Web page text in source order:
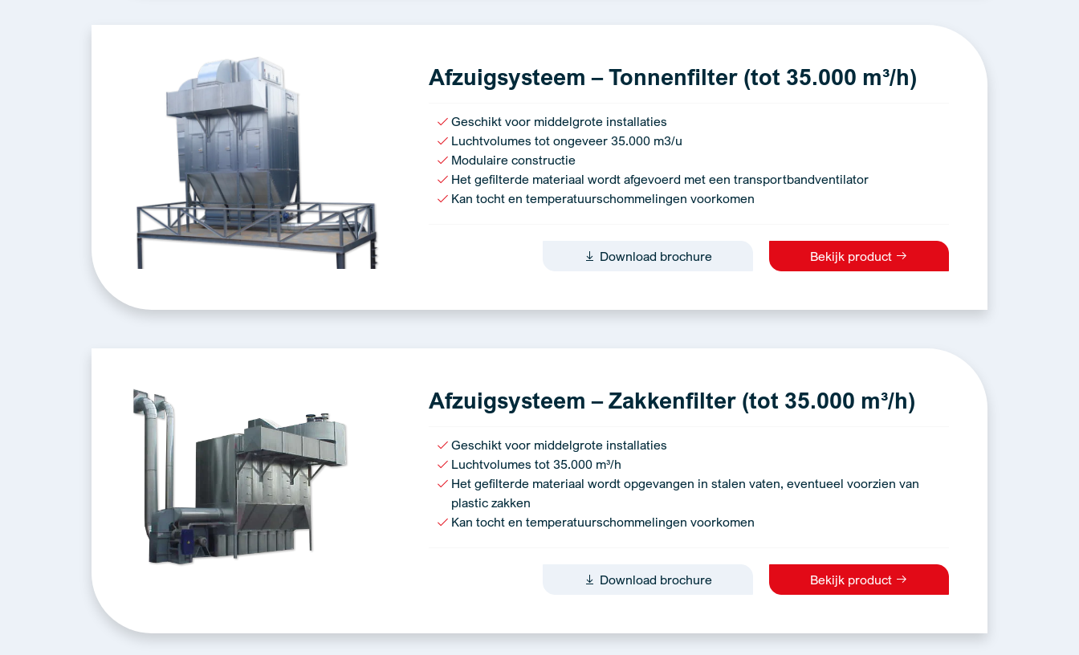
Afzuigsysteem – Tonnenfilter (tot 35.000 m³/h)
Geschikt voor middelgrote installaties
Luchtvolumes tot ongeveer 35.000 m3/u
Modulaire constructie
Het gefilterde materiaal wordt afgevoerd met een transportbandventilator
Kan tocht en temperatuurschommelingen voorkomen
Download brochure Bekijk product
Afzuigsysteem – Zakkenfilter (tot 35.000 m³/h)
Geschikt voor middelgrote installaties
Luchtvolumes tot 35.000 m³/h
Het gefilterde materiaal wordt opgevangen in stalen vaten, eventueel voorzien van
plastic zakken
Kan tocht en temperatuurschommelingen voorkomen
Download brochure Bekijk product